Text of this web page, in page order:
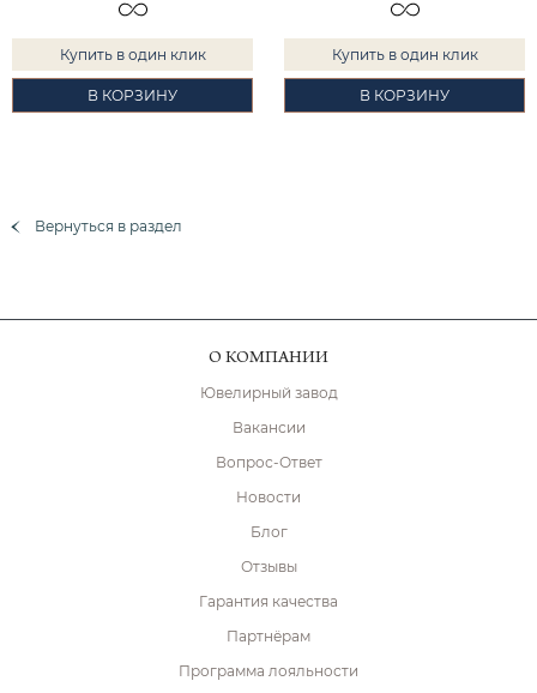
Купить в один клик
В КОРЗИНУ
Купить в один клик
В КОРЗИНУ
Вернуться в раздел
О КОМПАНИИ
Ювелирный завод
Вакансии
Вопрос-Ответ
Новости
Блог
Отзывы
Гарантия качества
Партнёрам
Программа лояльности